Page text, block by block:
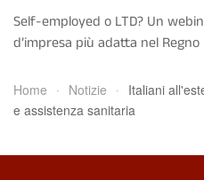
Self-employed o LTD? Un
d’impresa più adatta nel
Home Notizie
Italiani
e assistenza sanitaria